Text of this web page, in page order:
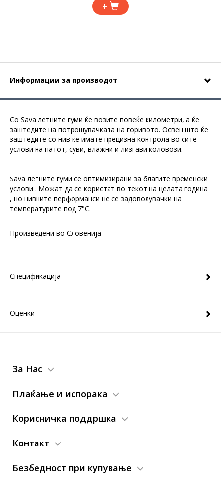
+
Информации за производот
Со Sava летните гуми ќе возите повеќе километри, а ќе
заштедите на потрошувачката на горивото. Освен што ќе
заштедите со нив ќе имате прецизна контрола во сите
услови на патот, суви, влажни и лизгави коловози.
Sava летните гуми се оптимизирани за благите временски
услови . Можат да се користат во текот на целата година
, но нивните перформанси не се задоволувачки на
температурите под 7°C.
Произведени во Словенија
Спецификација
Оценки
За Нас
Плаќање и испорака
Корисничка поддршка
Контакт
Безбедност при купување